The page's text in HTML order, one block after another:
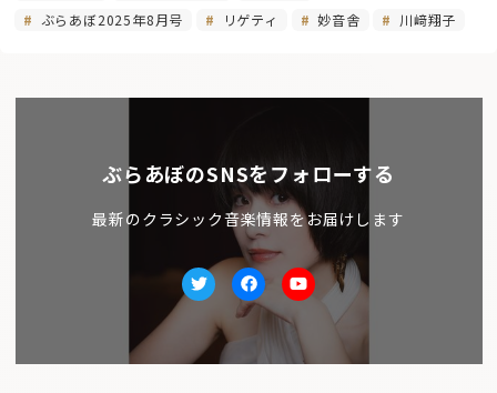
ぶらあぼ2025年8月号
リゲティ 妙音舎 川﨑翔子
ぶらあぼのSNSをフォローする
最新のクラシック音楽情報をお届けします
TwitterfacebookYoutube